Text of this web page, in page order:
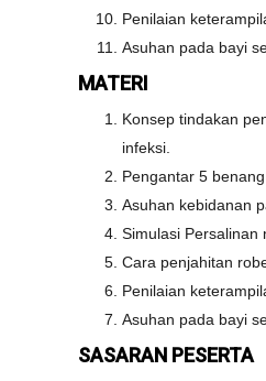
Penilaian
Asuhan pada bayi
MATERI
Konsep tindakan
infeksi.
Pengantar 5 benang
Asuhan kebidanan
Simulasi Persalinan
Cara penjahitan
Penilaian
Asuhan pada bayi
SASARAN PESERTA